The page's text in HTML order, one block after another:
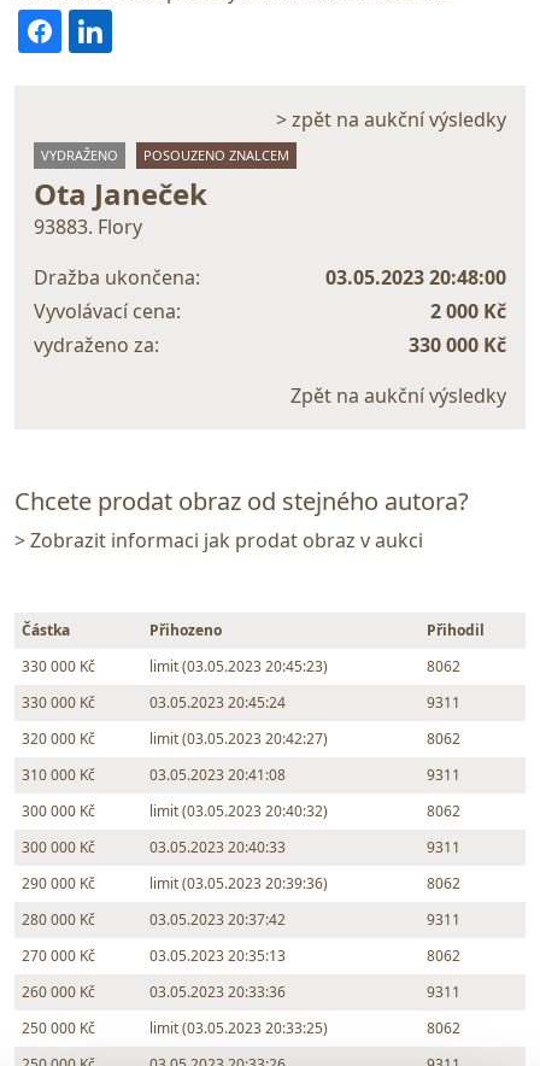
> zpět na aukční výsledky
VYDRAŽENO POSOUZENO ZNALCEM
Ota Janeček
93883. Flory
Dražba ukončena:
03.05.2023 20:48:00
Vyvolávací cena:
2 000 Kč
vydraženo za:
330 000 Kč
Zpět na aukční výsledky
Chcete prodat obraz od stejného autora?
> Zobrazit informaci jak prodat obraz v aukci
Částka Přihozeno
Přihodil
330 000 Kč
limit (03.05.2023 20:45:23)
8062
330 000 Kč
03.05.2023 20:45:24
9311
320 000 Kč
limit (03.05.2023 20:42:27)
8062
310 000 Kč
03.05.2023 20:41:08
9311
300 000 Kč
limit (03.05.2023 20:40:32)
8062
300 000 Kč
03.05.2023 20:40:33
9311
290 000 Kč
limit (03.05.2023 20:39:36)
8062
280 000 Kč
03.05.2023 20:37:42
9311
270 000 Kč
03.05.2023 20:35:13
8062
260 000 Kč
03.05.2023 20:33:36
9311
250 000 Kč
limit (03.05.2023 20:33:25)
8062